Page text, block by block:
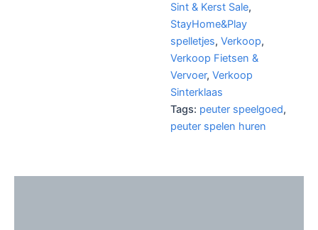
Sint & Kerst Sale,
StayHome&Play
spelletjes,Verkoop,
Verkoop Fietsen &
Vervoer,Verkoop
Sinterklaas
Tags: peuter speelgoed,
peuter spelen huren